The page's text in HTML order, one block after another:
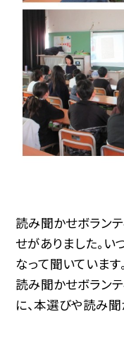
読み聞かせボラン
せがありました。い
なって聞いています。
読み聞かせボラン
に、本選びや読み聞